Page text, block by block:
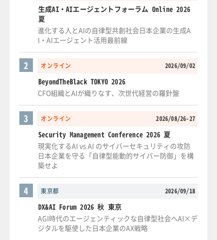
生成AI・AIエージェントフォーラム Online 2026
夏
進化する人とAIの自律型共創社会日本企業の生成A
I・AIエージェント活用最前線
オンライン 2026/09/02
2
BeyondTheBlack TOKYO 2026
CFO組織とAIが織りなす、次世代経営の羅針盤
オンライン 2026/08/26-27
3
Security Management Conference 2026 夏
現実化するAI vs AI のサイバーセキュリティの攻防
日本企業を守る「自律型能動的サイバー防御」を構
築せよ
東京都 2026/09/18
4
DX&AI Forum 2026 秋 東京
AGI時代のエージェンティックな自律型社会へAI×デ
ジタルを駆使した日本企業のAX戦略